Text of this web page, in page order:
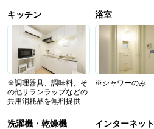
キッチン
※調理器具、調味料、そ
の他サランラップなどの
共用消耗品を無料提供
浴室
※シャワーのみ
洗濯機・乾燥機 インターネット